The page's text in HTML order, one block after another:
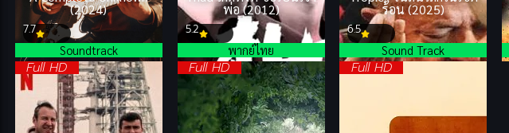
(2024)
7.7
Soundtrack
พ่อ (2012)
5.2
พากย์ไทย
ร้อน (2025)
6.5
Sound Track
Full HD Full HD Full HD